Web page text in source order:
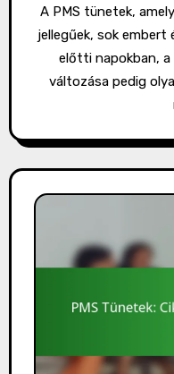
A PMS tünetek, amelyek lehetnek fizikai vagy érzelmi
jellegűek, sok embert
előtti napokban,
változása pedig